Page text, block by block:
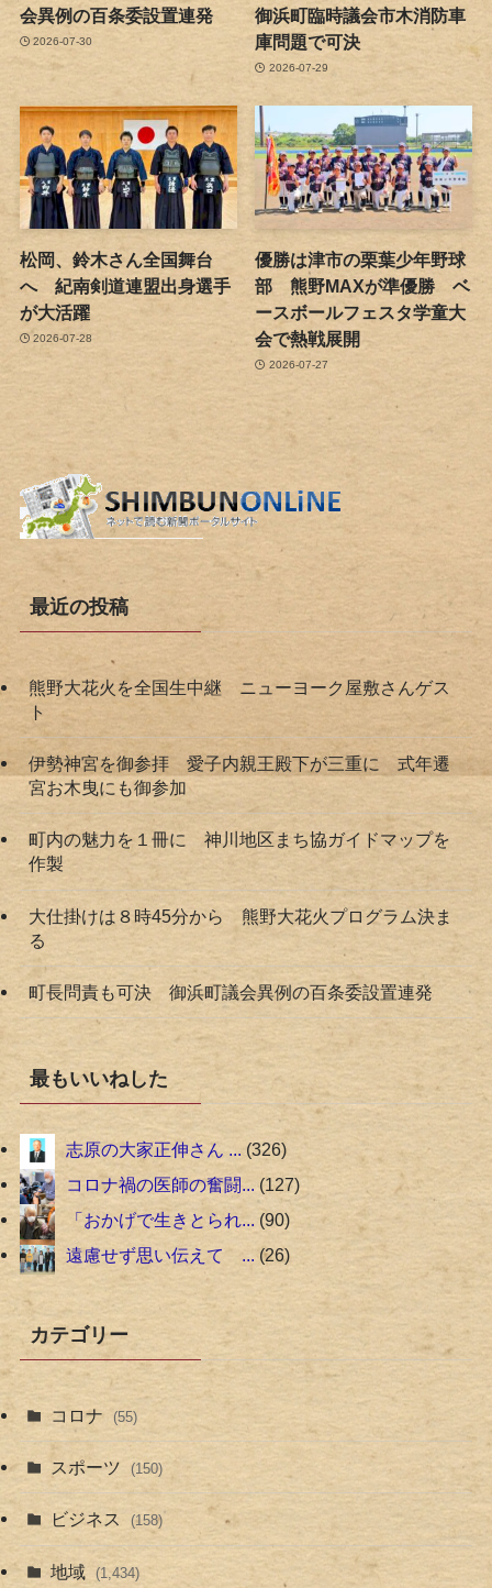
会異例の百条委設置連発
2026-07-30
御浜町臨時議会市木消防車
庫問題で可決
2026-07-29
松岡、鈴木さん全国舞台
へ 紀南剣道連盟出身選手
が大活躍
2026-07-28
優勝は津市の栗葉少年野球
部 熊野MAXが準優勝 ベ
ースボールフェスタ学童大
会で熱戦展開
2026-07-27
最近の投稿
熊野大花火を全国生中継 ニューヨーク屋敷さんゲス
ト
伊勢神宮を御参拝 愛子内親王殿下が三重に 式年遷
宮お木曳にも御参加
町内の魅力を１冊に 神川地区まち協ガイドマップを
作製
大仕掛けは８時45分から 熊野大花火プログラム決ま
る
町長問責も可決 御浜町議会異例の百条委設置連発
最もいいねした
志原の大家正伸さん ... 326
コロナ禍の医師の奮闘... 127
「おかげで生きとられ... 90
遠慮せず思い伝えて ... 26
カテゴリー
コロナ (55)
スポーツ (150)
ビジネス (158)
地域 (1,434)